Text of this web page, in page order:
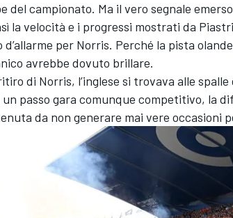
del campionato. Ma il vero segnale
la velocità e i progressi mostrati da
d’allarme per Norris. Perché la pista
avrebbe dovuto brillare.
di Norris, l’inglese si trovava alle
passo gara comunque competitivo, la
da non generare mai vere occasioni